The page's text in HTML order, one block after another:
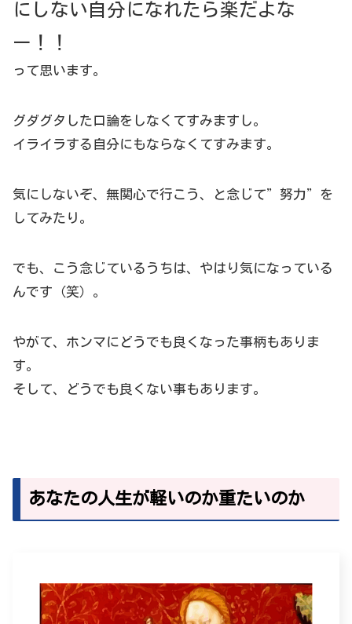
にしない自分になれたら楽だよな
ー！！
って思います。
グダグタした口論をしなくてすみますし。
イライラする自分にもならなくてすみます。
気にしないぞ、無関心で行こう、と念じて”努力”を
してみたり。
でも、こう念じているうちは、やはり気になっている
んです（笑）。
やがて、ホンマにどうでも良くなった事柄もありま
す。
そして、どうでも良くない事もあります。
あなたの人生が軽いのか重たいのか